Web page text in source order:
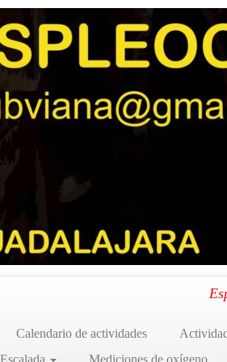
Calendario de actividades
Mediciones de oxígeno
»R6
en las instalaciones Viana 2023